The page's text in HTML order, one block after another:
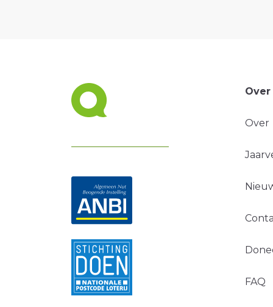
Over
Over
FAQ